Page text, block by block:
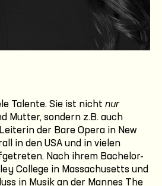
Talente. Sie ist nicht nur
Mutter, sondern z.B. auch
der Bare Opera in New
in den USA und in vielen
Nach ihrem Bachelor-
College in Massachusetts und
in Musik an der Mannes The